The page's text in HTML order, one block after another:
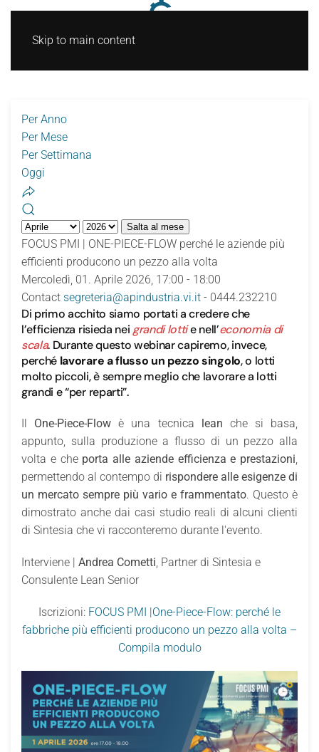
Skip to main content
Per Anno
Per Mese
Per Settimana
Oggi
Salta al mese
FOCUS PMI | ONE-PIECE-FLOW perché le aziende più
efficienti producono un pezzo alla volta
Mercoledì, 01. Aprile 2026, 17:00 - 18:00
Contact segreteria@apindustria.vi.it - 0444.232210
Di primo acchito siamo portati a credere che
l’efficienza risieda nei grandi lottie nell’economia di
scala. Durante questo webinar capiremo, invece,
perché lavorare a flusso un pezzo singolo, o lotti
molto piccoli, è sempre meglio che lavorare a lotti
grandi e “per reparti”.
Il One-Piece-Flow è una tecnica lean che si basa,
appunto, sulla produzione a flusso di un pezzo alla
volta e che porta alle aziende efficienza e prestazioni,
permettendo al contempo di rispondere alle esigenze di
un mercato sempre più vario e frammentato. Questo è
dimostrato anche dai casi studio reali di alcuni clienti
di Sintesia che vi racconteremo durante l'evento.
Interviene | Andrea Cometti, Partner di Sintesia e
Consulente Lean Senior
Iscrizioni: FOCUS PMI |One-Piece-Flow: perché le
fabbriche più efficienti producono un pezzo alla volta –
Compila modulo